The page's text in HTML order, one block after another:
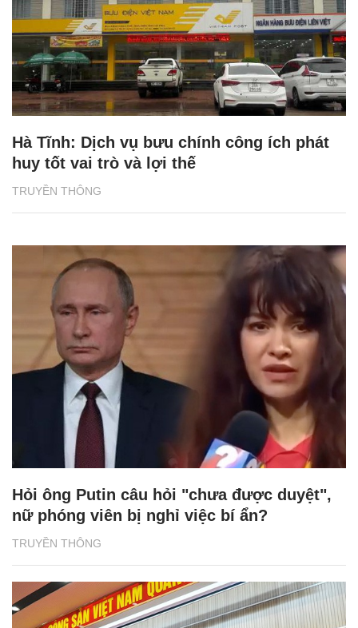
TRUYỀN THÔNG
Hà Tĩnh: Dịch vụ bưu chính công ích phát
huy tốt vai trò và lợi thế
TRUYỀN THÔNG
Hỏi ông Putin câu hỏi "chưa được duyệt",
nữ phóng viên bị nghỉ việc bí ẩn?